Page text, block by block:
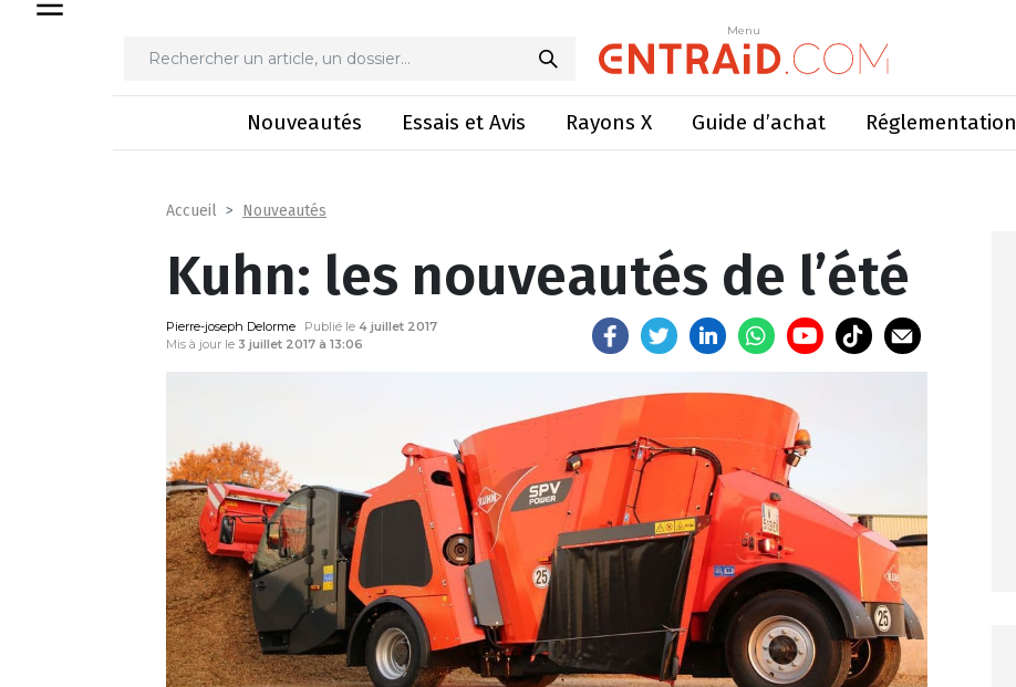
Menu
Nouveautés Essais et Avis Rayons X Guide d’achat Réglementation
Menu
Accueil Nouveautés
Kuhn: les nouveautés de l’été
Pierre-joseph Delorme Publié le 4 juillet 2017
Mis à jour le 3 juillet 2017 à 13:06